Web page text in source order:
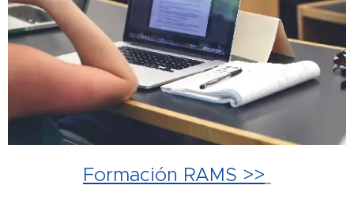
Formación RAMS >>